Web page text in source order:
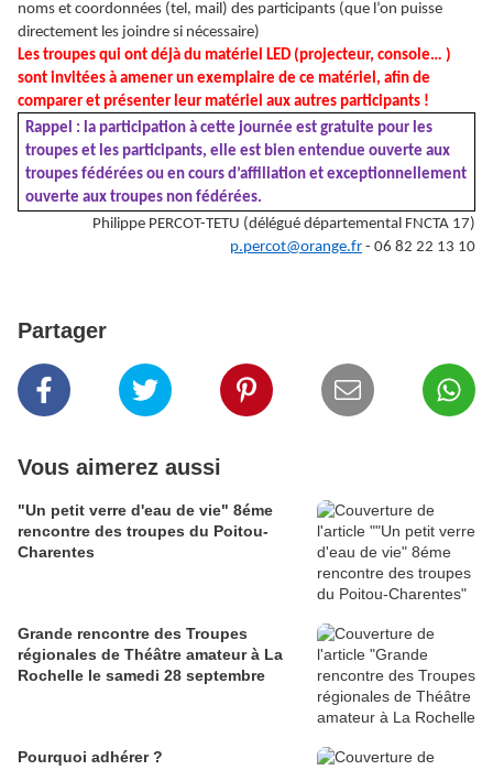
noms et coordonnées (tel, mail) des participants (que l’on puisse
directement les joindre si nécessaire)
Les troupes qui ont déjà du matériel LED (projecteur, console… )
sont invitées à amener un exemplaire de ce matériel, afin de
comparer et présenter leur matériel aux autres participants !
Rappel : la participation à cette journée est gratuite pour les
troupes et les participants, elle est bien entendue ouverte aux
troupes fédérées ou en cours d’affiliation et exceptionnellement
ouverte aux troupes non fédérées.
Philippe PERCOT-TETU (délégué départemental FNCTA 17)
p.percot@orange.fr - 06 82 22 13 10
Partager
Vous aimerez aussi
"Un petit verre d'eau de vie" 8éme
rencontre des troupes du Poitou-
Charentes
Grande rencontre des Troupes
régionales de Théâtre amateur à La
Rochelle le samedi 28 septembre
Pourquoi adhérer ?